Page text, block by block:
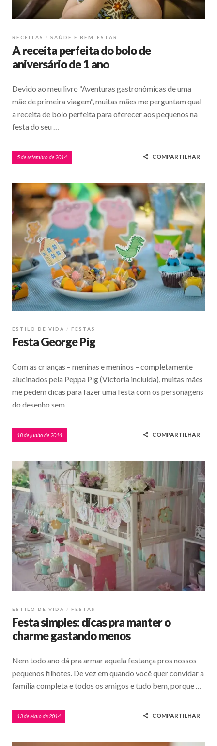
RECEITAS SAÚDE E BEM-ESTAR
A receita perfeita do bolo de
aniversário de 1 ano
Devido ao meu livro “Aventuras gastronômicas de uma
mãe de primeira viagem“, muitas mães me perguntam qual
a receita de bolo perfeita para oferecer aos pequenos na
festa do seu …
5 de setembro de 2014 COMPARTILHAR
ESTILO DE VIDA FESTAS
Festa George Pig
Com as crianças – meninas e meninos – completamente
alucinados pela Peppa Pig (Victoria incluída), muitas mães
me pedem dicas para fazer uma festa com os personagens
do desenho sem …
18 de junho de 2014 COMPARTILHAR
ESTILO DE VIDA FESTAS
Festa simples: dicas pra manter o
charme gastando menos
Nem todo ano dá pra armar aquela festança pros nossos
pequenos filhotes. De vez em quando você quer convidar a
família completa e todos os amigos e tudo bem, porque …
13 de Maio de 2014 COMPARTILHAR